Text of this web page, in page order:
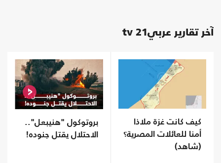
آخر تقارير عربي21 tv
كيف كانت غزة ملاذا
أمنا للعائلات المصرية؟
(شاهد)
بروتوكول "هنيبعل"..
الاحتلال يقتل جنوده!